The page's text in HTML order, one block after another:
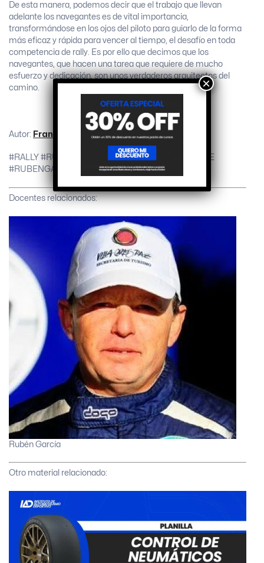
De esta manera, podemos decir que el trabajo que llevan
adelante los navegantes es de vital importancia,
transformándose en los ojos del piloto para guiarlo de la forma
más eficaz y rápida para vencer al tiempo, el desafío en toda
competencia de rally. Es por ello que decimos que los
navegantes, que hacen una tarea que requiere de mucho
esfuerzo y dedicación, son unos verdaderos arquitectos del
camino.
Autor: Franco Peretti
#RALLY #RUBENGARCIARALLY #RALLYNAVEGANTE
#RUBENGARCIA #NAVEGANTE
Docentes relacionados:
Rubén García
Otro material relacionado:
×